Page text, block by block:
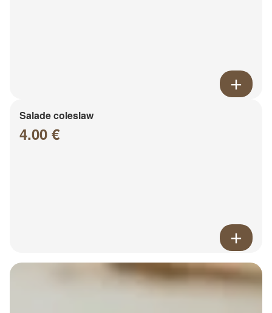
Salade coleslaw
4.00 €